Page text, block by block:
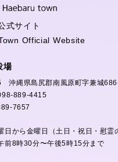
式サイト
Official Website
場
沖縄県島尻郡南風原町字兼城686
889-4415
7657
日から金曜日（土日・祝日・慰霊
前8時30分〜午後5時15分まで